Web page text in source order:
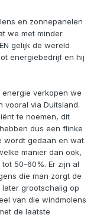
en zonnepanelen
we met minder
gelijk de wereld
energiebedrijf en hij
verkopen we
vooral via Duitsland.
te noemen, dit
dus een flinke
wordt gedaan en wat
manier dan ook,
50-60%. Er zijn al
die man zorgt de
grootschalig op
van die windmolens
de laatste